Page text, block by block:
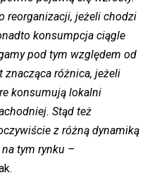
reorganizacji, jeżeli chodzi
konsumpcja ciągle
pod tym względem od
znacząca różnica, jeżeli
konsumują lokalni
Stąd też
z różną dynamiką
tym rynku –